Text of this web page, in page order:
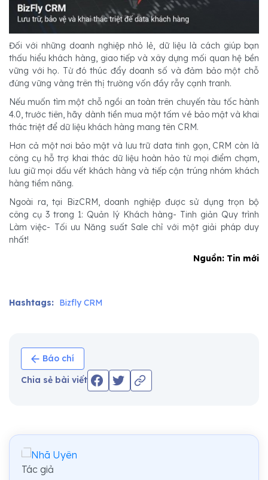
Đối với những doanh nghiệp nhỏ lẻ, dữ liệu là cách giúp bạn
thấu hiểu khách hàng, giao tiếp và xây dựng mối quan hệ bền
vững với họ. Từ đó thúc đẩy doanh số và đảm bảo một chỗ
đứng vững vàng trên thị trường vốn đầy rẫy cạnh tranh.
Nếu muốn tìm một chỗ ngồi an toàn trên chuyến tàu tốc hành
4.0, trước tiên, hãy dành tiền mua một tấm vé bảo mật và khai
thác triệt để dữ liệu khách hàng mang tên CRM.
Hơn cả một nơi bảo mật và lưu trữ data tinh gọn, CRM còn là
công cụ hỗ trợ khai thác dữ liệu hoàn hảo từ mọi điểm chạm,
lưu giữ mọi dấu vết khách hàng và tiếp cận trúng nhóm khách
hàng tiềm năng.
Ngoài ra, tại BizCRM, doanh nghiệp được sử dụng trọn bộ
công cụ 3 trong 1: Quản lý Khách hàng- Tinh giản Quy trình
Làm việc- Tối ưu Năng suất Sale chỉ với một giải pháp duy
nhất!
Nguồn: Tin mới
Hashtags: Bizfly CRM
Báo chí
Chia sẻ bài viết
Tác giả